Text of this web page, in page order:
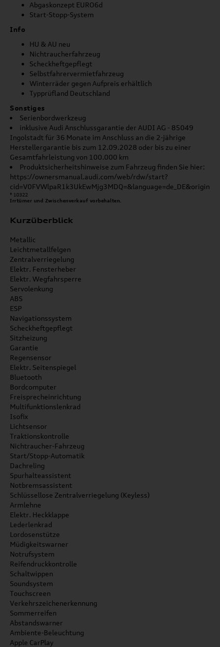
Abgaskonzept EURO6d
Start-Stopp-System
Info
HU & AU neu
Nichtraucherfahrzeug
Scheckheftgepflegt
Selbstfahrervermietfahrzeug
Winterräder gegen Aufpreis erhältlich
Typprüfland Deutschland
Sonstiges
Serienbordwerkzeug
inklusive Audi Anschlussgarantie der AUDI AG - 85049
Ingolstadt für 36 Monate im Anschluss an die 2-jährige
Herstellergarantie bis zum 12.09.2028 oder bis zu einer
Gesamtfahrleistung von 100.000 km
Produktsicherheitshinweise zum Fahrzeug finden Sie hier:
https://ownersmanual.audi.com/web/rdw/start?
* 10322
Irrtümer und Zwischenverkauf vorbehalten.
Kurzüberblick
Metallic
Leichtmetallfelgen
Zentralverriegelung
Elektr. Fensterheber
Elektr. Wegfahrsperre
Servolenkung
ABS
ESP
Navigationssystem
Scheckheftgepflegt
Sitzheizung
Garantie
Regensensor
Elektr. Seitenspiegel
Bluetooth
Bordcomputer
Freisprecheinrichtung
Multifunktionslenkrad
Isofix
Lichtsensor
Traktionskontrolle
Nichtraucher-Fahrzeug
Start/Stopp-Automatik
Dachreling
Spurhalteassistent
Notbremsassistent
Schlüssellose Zentralverriegelung (Keyless)
Armlehne
Elektr. Heckklappe
Lederlenkrad
Lordosenstütze
Müdigkeitswarner
Notrufsystem
Reifendruckkontrolle
Schaltwippen
Soundsystem
Touchscreen
Verkehrszeichenerkennung
Sommerreifen
Abstandswarner
Ambiente-Beleuchtung
Apple CarPlay